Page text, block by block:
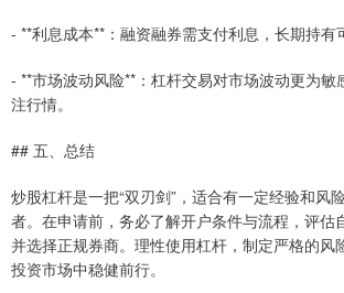
- **利息成本**：融资融券需支付利息，长期持有
- **市场波动风险**：杠杆交易对市场波动更为敏
注行情。
## 五、总结
炒股杠杆是一把“双刃剑”，适合有一定经验和风
者。在申请前，务必了解开户条件与流程，评估
并选择正规券商。理性使用杠杆，制定严格的风
投资市场中稳健前行。